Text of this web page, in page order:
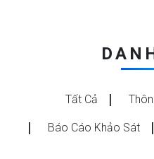
Tất Cả
Báo Cáo Khảo Sát